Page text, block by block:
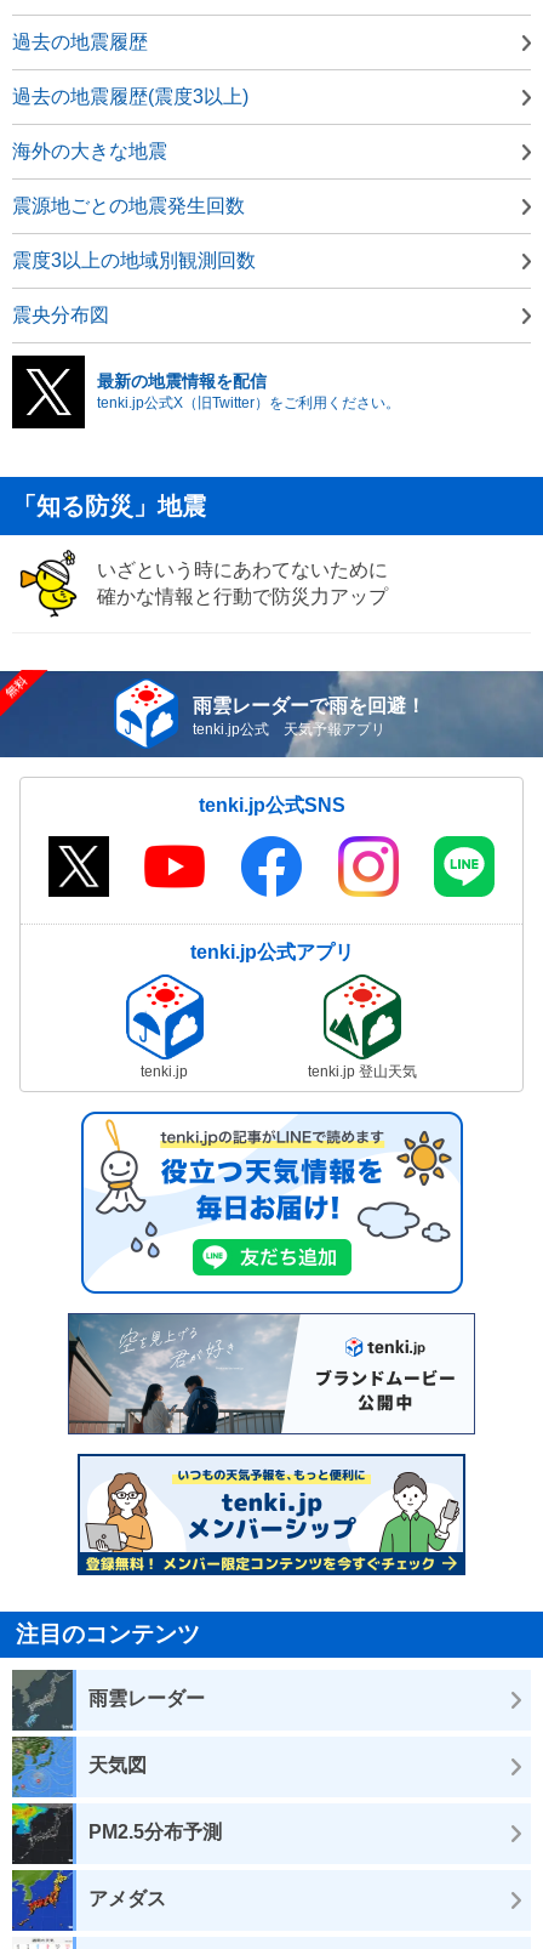
過去の地震履歴
過去の地震履歴(震度3以上)
海外の大きな地震
震源地ごとの地震発生回数
震度3以上の地域別観測回数
震央分布図
最新の地震情報を配信
tenki.jp公式X（旧Twitter）をご利用ください。
「知る防災」地震
いざという時にあわてないために
確かな情報と行動で防災力アップ
雨雲レーダーで雨を回避！
tenki.jp公式 天気予報アプリ
tenki.jp公式SNS
tenki.jp公式アプリ
tenki.jp tenki.jp 登山天気
注目のコンテンツ
雨雲レーダー
天気図
PM2.5分布予測
アメダス